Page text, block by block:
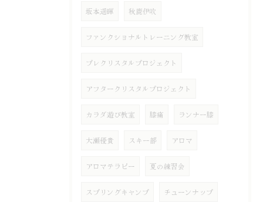
坂本遥暉 秋鹿伊吹
ファンクショナルトレーニング教室
プレクリスタルプロジェクト
アフタークリスタルプロジェクト
カラダ遊び教室 膝痛 ランナー膝
大瀬優貴 スキー部 アロマ
アロマテラピー 夏の練習会
スプリングキャンプ チューンナップ